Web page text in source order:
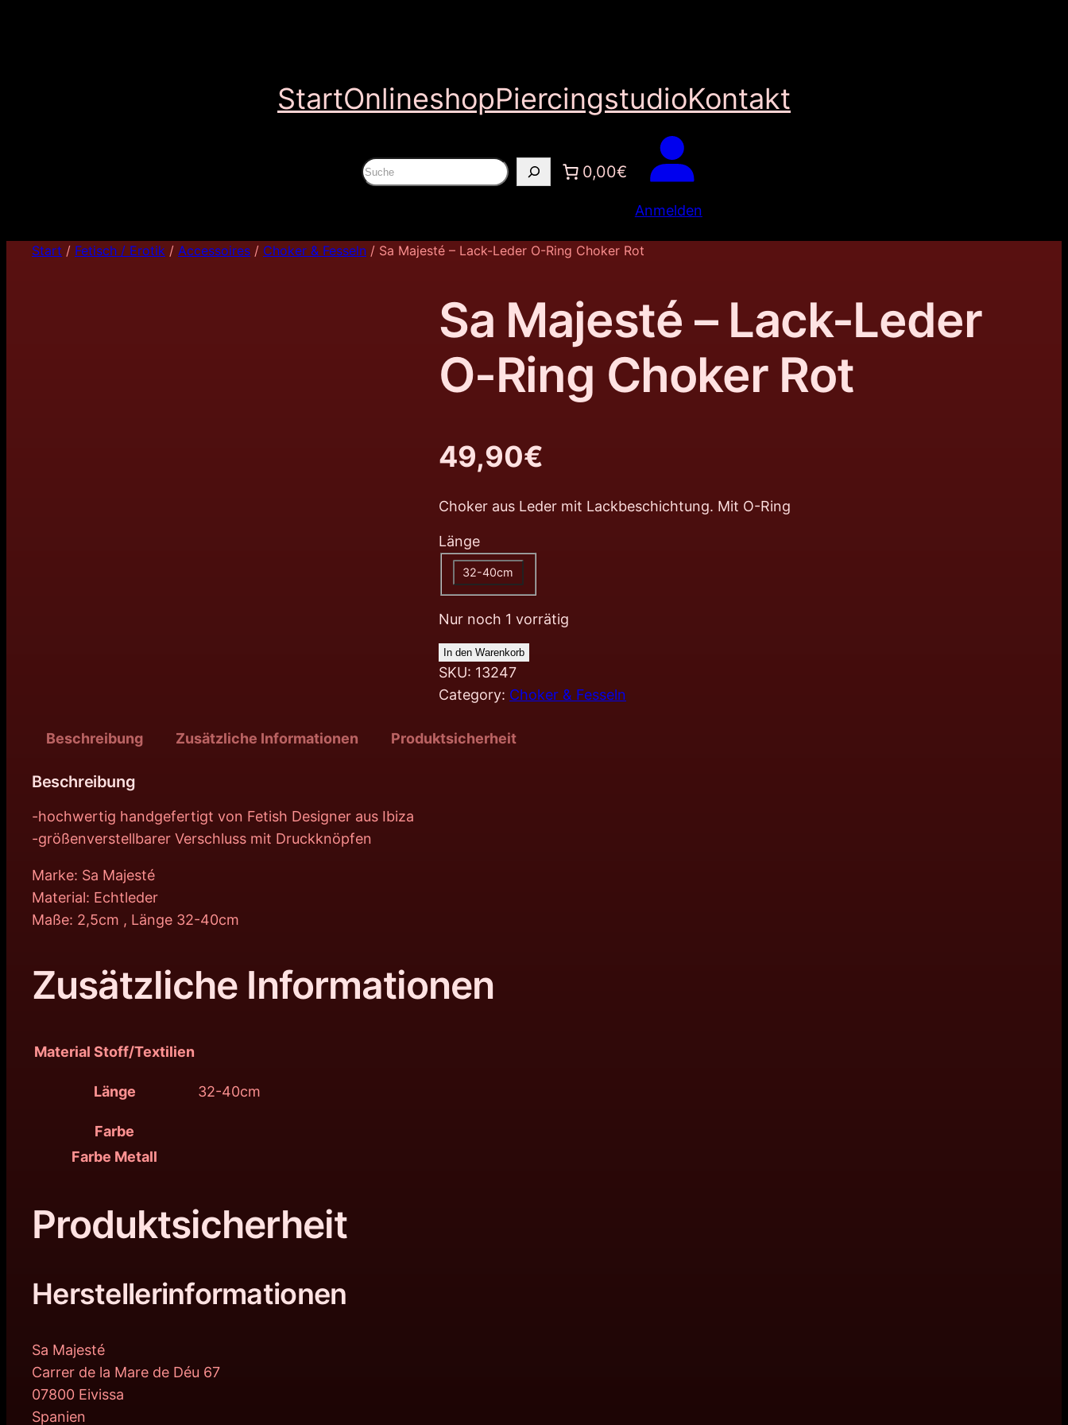
StartOnlineshopPiercingstudioKontakt
S
u
e
0,00€
Anmelden
Start / Fetisch / Erotik / Accessoires / Choker & Fesseln / Sa Majesté – Lack-Leder O-Ring Choker Rot
Sa Majesté – Lack-Leder
O-Ring Choker Rot
49,90€
Choker aus Leder mit Lackbeschichtung. Mit O-Ring
Länge
32-40cm
Nur noch 1 vorrätig
In den Warenkorb
SKU: 13247
Category: Choker & Fesseln
Beschreibung Zusätzliche Informationen Produktsicherheit
Beschreibung
-hochwertig handgefertigt von Fetish Designer aus Ibiza
-größenverstellbarer Verschluss mit Druckknöpfen
Marke: Sa Majesté
Material: Echtleder
Maße: 2,5cm , Länge 32-40cm
Zusätzliche Informationen
Material Stoff/Textilien
Länge 32-40cm
Farbe
Farbe Metall
Produktsicherheit
Herstellerinformationen
Sa Majesté
Carrer de la Mare de Déu 67
07800 Eivissa
Spanien